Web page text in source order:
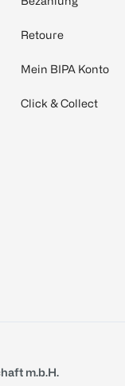
Retoure
Mein BIPA Konto
Click & Collect
m.b.H.